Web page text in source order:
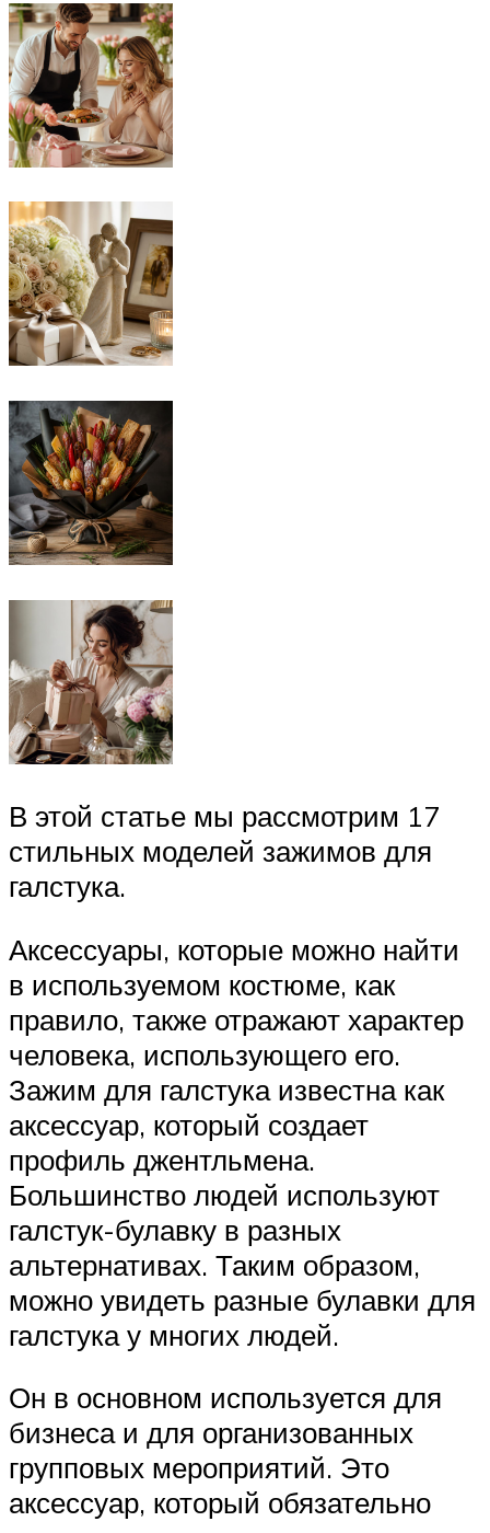
В этой статье мы рассмотрим 17
стильных моделей зажимов для
галстука.
Аксессуары, которые можно найти
в используемом костюме, как
правило, также отражают характер
человека, использующего его.
Зажим для галстука известна как
аксессуар, который создает
профиль джентльмена.
Большинство людей используют
галстук-булавку в разных
альтернативах. Таким образом,
можно увидеть разные булавки для
галстука у многих людей.
Он в основном используется для
бизнеса и для организованных
групповых мероприятий. Это
аксессуар, который обязательно